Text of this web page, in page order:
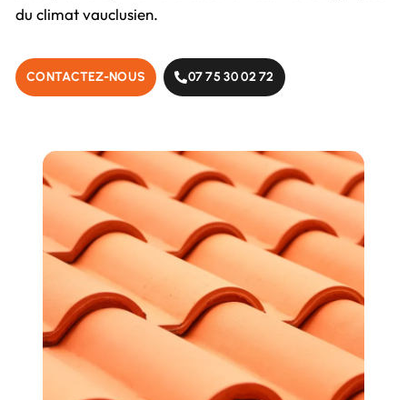
du climat vauclusien.
CONTACTEZ-NOUS 07 75 30 02 72